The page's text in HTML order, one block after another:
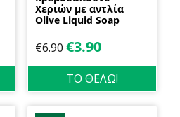
Χεριών με αντλία
Olive Liquid Soap
€6.90 €3.90
ΤΟ ΘΕΛΩ!